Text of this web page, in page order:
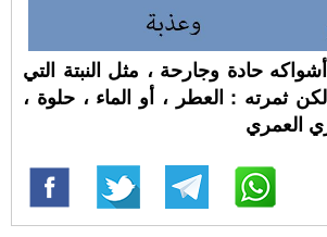
حادة وجارحة ، مثل النبتة التي
ثمرته : العطر ، أو الماء ، حلوة ،
العمري